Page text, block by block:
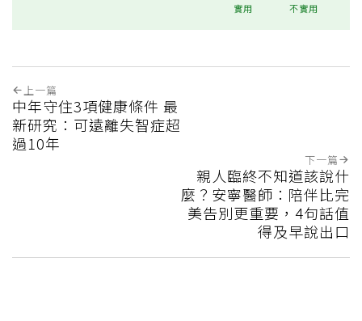
實用 不實用
上一篇
中年守住3項健康條件 最
新研究：可遠離失智症超
過10年
下一篇
親人臨終不知道該說什
麼？安寧醫師：陪伴比完
美告別更重要，4句話值
得及早說出口